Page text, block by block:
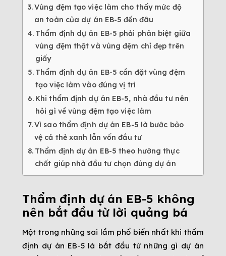
Vùng đệm tạo việc làm cho thấy mức độ
an toàn của dự án EB-5 đến đâu
Thẩm định dự án EB-5 phải phân biệt giữa
vùng đệm thật và vùng đệm chỉ đẹp trên
giấy
Thẩm định dự án EB-5 cần đặt vùng đệm
tạo việc làm vào đúng vị trí
Khi thẩm định dự án EB-5, nhà đầu tư nên
hỏi gì về vùng đệm tạo việc làm
Vì sao thẩm định dự án EB-5 là bước bảo
vệ cả thẻ xanh lẫn vốn đầu tư
Thẩm định dự án EB-5 theo hướng thực
chất giúp nhà đầu tư chọn đúng dự án
Thẩm định dự án EB-5 không
nên bắt đầu từ lời quảng bá
Một trong những sai lầm phổ biến nhất khi thẩm
định dự án EB-5 là bắt đầu từ những gì dự án